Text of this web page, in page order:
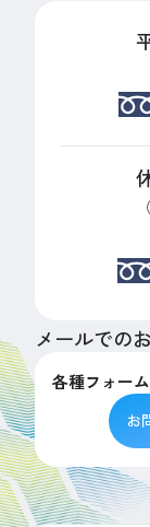
メールでの
各種フォー
お